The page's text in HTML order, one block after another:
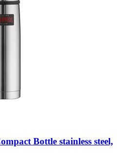
Bottle stainless steel,